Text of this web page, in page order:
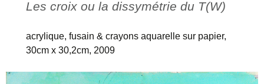
Les croix ou la dissymétrie du T(W)
acrylique, fusain & crayons aquarelle sur papier,
30cm x 30,2cm, 2009